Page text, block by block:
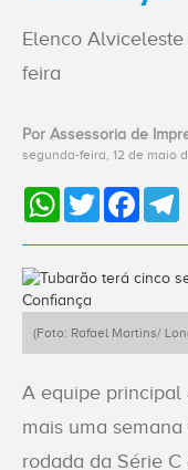
O NOVO
SITE
Home
O
Clube
Sócios
Esportes
Notícias
Elenco
feira
Por Assessoria de
segunda-feira, 12 de maio
WhatsApp
Twitter
(Foto: Rafael Martins/
A equipe principal
mais uma
rodada da Série